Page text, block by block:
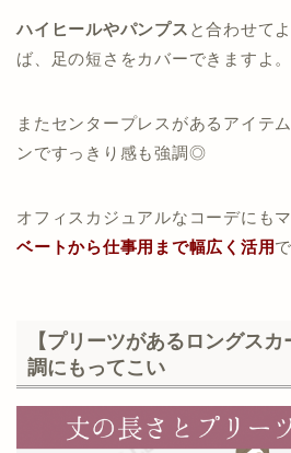
ハイヒールやパンプス と合わせて
ば、足の短さをカバーできますよ。
またセンタープレスがあるアイテ
ンですっきり感も強調◎
オフィスカジュアルなコーデにも
ベートから仕事用まで幅広く活用
【プリーツがあるロングス
調にもってこい